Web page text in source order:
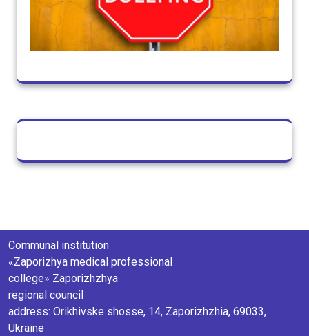
Communal institution
«Zaporizhya medical professional
college» Zaporizhzhya
regional council
аddress: Orikhivske shosse, 14, Zaporizhzhia, 69033,
Ukraine